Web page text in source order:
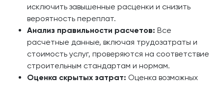
исключить завышенные расценки и снизить
вероятность переплат.
Анализ правильности расчетов: Все
расчетные данные, включая трудозатраты и
стоимость услуг, проверяются на соответствие
строительным стандартам и нормам.
Оценка скрытых затрат: Оценка возможных